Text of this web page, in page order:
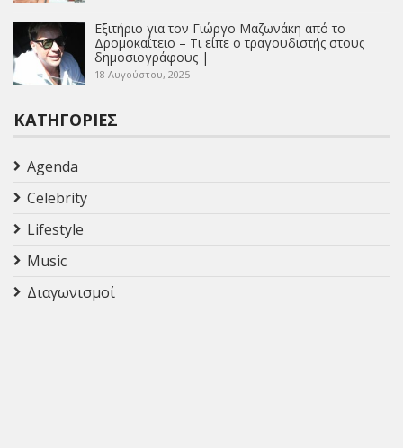
Εξιτήριο για τον Γιώργο Μαζωνάκη από το
Δρομοκαΐτειο – Τι είπε ο τραγουδιστής στους
δημοσιογράφους |
18 Αυγούστου, 2025
ΚΑΤΗΓΟΡΊΕΣ
Agenda
Celebrity
Lifestyle
Music
Διαγωνισμοί